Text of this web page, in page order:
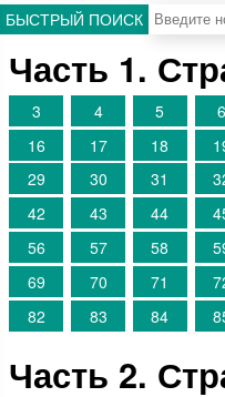
БЫСТРЫЙ ПОИСК
Часть 1.
3 4 5 6
16
17 18
29
30 31
42
43 44
56
57 58
69
70 71
82
83 84
Часть 2.